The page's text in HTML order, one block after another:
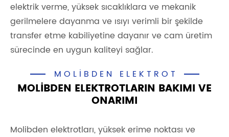
elektrik verme, yüksek sıcaklıklara ve mekanik
gerilmelere dayanma ve ısıyı verimli bir şekilde
transfer etme kabiliyetine dayanır ve cam üretim
sürecinde en uygun kaliteyi sağlar.
MOLIBDEN ELEKTROT
MOLIBDEN ELEKTROTLARIN BAKIMI VE
ONARIMI
Molibden elektrotları, yüksek erime noktası ve